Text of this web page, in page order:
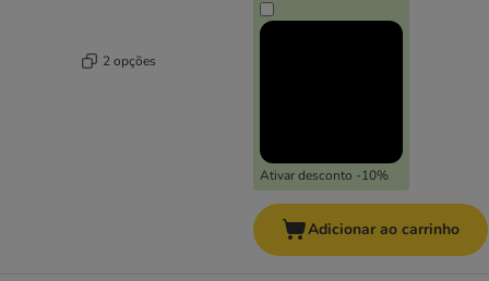
2 opções
Ativar desconto -10%
Adicionar ao carrinho